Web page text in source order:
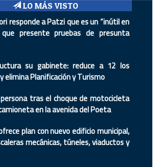
LO MÁS VISTO
responde a Patzi que es un “inútil en
presente pruebas de presunta
su gabinete: reduce a 12 los
elimina Planificación y Turismo
tras el choque de motocicleta
en la avenida del Poeta
plan con nuevo edificio municipal,
mecánicas, túneles, viaductos y